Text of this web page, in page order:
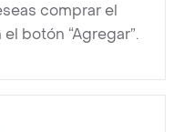
comprar el
botón “Agregar”.